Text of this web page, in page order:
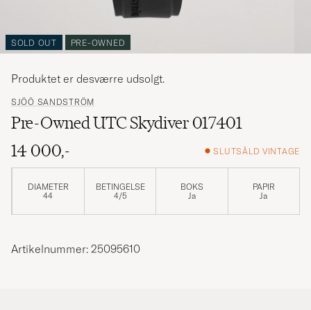
SOLD OUT PRE-OWNED
SJÖÖ SANDSTRÖM
Pre-Owned UTC Skydiver 017401
14 000,-
SLUTSÅLD VINTAGE
DIAMETER
44
BETINGELSE
4/5
BOKS
Ja
PAPIR
Ja
Produktet er desværre udsolgt.
Artikelnummer: 25095610